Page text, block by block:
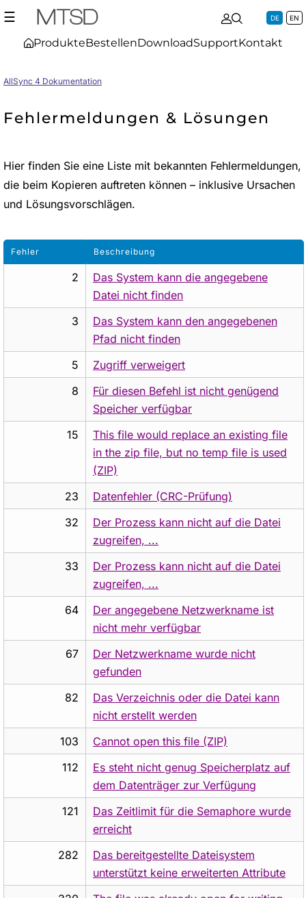
☰
ProdukteBestellenDownloadSupportKontakt
DE EN
AllSync 4 Dokumentation
Fehlermeldungen & Lösungen
Hier finden Sie eine Liste mit bekannten Fehlermeldungen,
die beim Kopieren auftreten können – inklusive Ursachen
und Lösungsvorschlägen.
Fehler Beschreibung
2
Das System kann die angegebene
Datei nicht finden
3
Das System kann den angegebenen
Pfad nicht finden
5
Zugriff verweigert
8
Für diesen Befehl ist nicht genügend
Speicher verfügbar
15
This file would replace an existing file
in the zip file, but no temp file is used
(ZIP)
23
Datenfehler (CRC-Prüfung)
32
Der Prozess kann nicht auf die Datei
zugreifen, ...
33
Der Prozess kann nicht auf die Datei
zugreifen, ...
64
Der angegebene Netzwerkname ist
nicht mehr verfügbar
67
Der Netzwerkname wurde nicht
gefunden
82
Das Verzeichnis oder die Datei kann
nicht erstellt werden
103
Cannot open this file (ZIP)
112
Es steht nicht genug Speicherplatz auf
dem Datenträger zur Verfügung
121
Das Zeitlimit für die Semaphore wurde
erreicht
282
Das bereitgestellte Dateisystem
unterstützt keine erweiterten Attribute